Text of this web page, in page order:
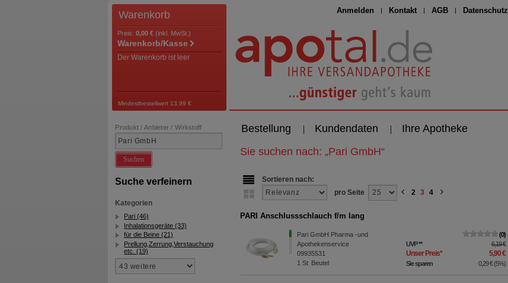
Anmelden Kontakt AGB Datenschutz
Warenkorb
Preis: 0,00 € (inkl. MwSt.)
Warenkorb/Kasse
Der Warenkorb ist leer
Mindestbestellwert 13,99 €
Bestellung Kundendaten Ihre Apotheke
Produkt / Anbieter / Wirkstoff
Suchen
Suche verfeinern
Kategorien
Pari (46)
Inhalationsgeräte (33)
für die Beine (21)
Prellung,Zerrung,Verstauchung
etc. (19)
Sie suchen nach: „Pari GmbH“
Sortieren nach:
pro Seite
2 3 4
PARI Anschlussschlauch f/m lang
Pari GmbH Pharma -und
Apothekenservice
09935531
1St Beutel
0
UVP** 6,19 €
Unser Preis* 5,90 €
Sie sparen 0,29 €(5%)